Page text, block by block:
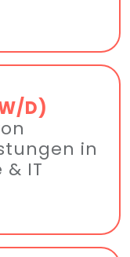
D)
in
IT